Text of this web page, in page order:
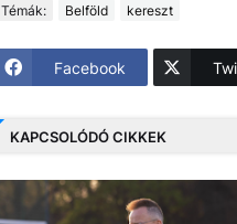
Témák: Belföld kereszt
Facebook
KAPCSOLÓDÓ CIKKEK